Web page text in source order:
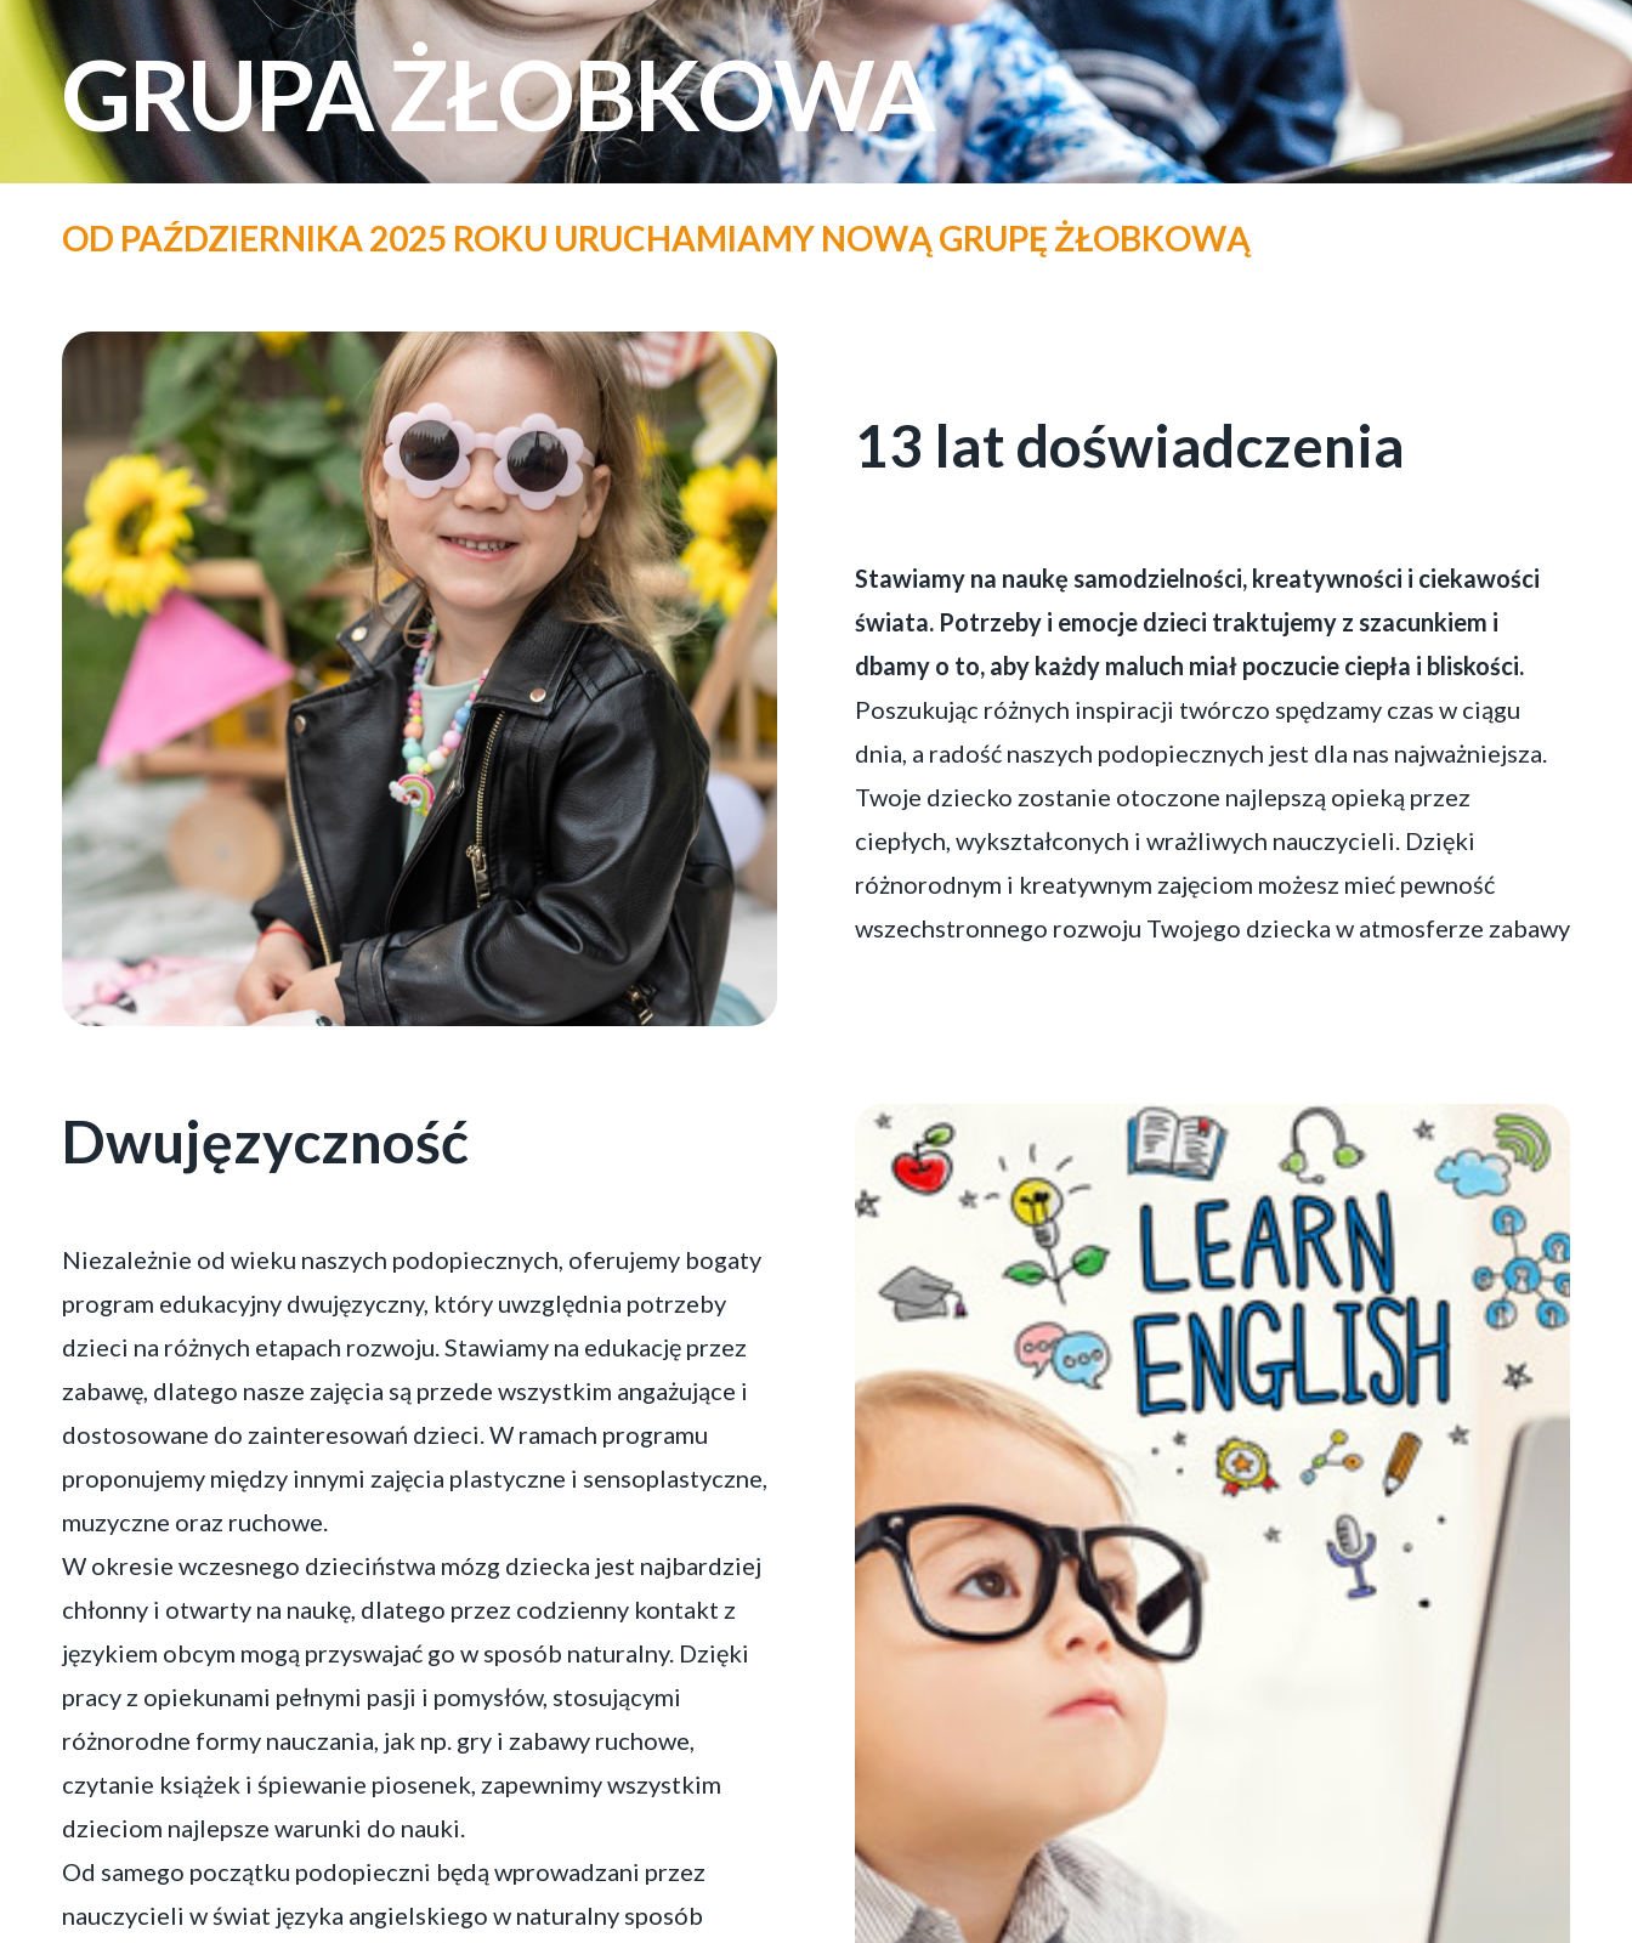
GRUPA ŻŁOBKOWA
OD PAŹDZIERNIKA 2025 ROKU URUCHAMIAMY NOWĄ GRUPĘ ŻŁOBKOWĄ
13 lat doświadczenia
Stawiamy na naukę samodzielności, kreatywności i ciekawości
świata. Potrzeby i emocje dzieci traktujemy z szacunkiem i
dbamy o to, aby każdy maluch miał poczucie ciepła i bliskości.
Poszukując różnych inspiracji twórczo spędzamy czas w ciągu
dnia, a radość naszych podopiecznych jest dla nas najważniejsza.
Twoje dziecko zostanie otoczone najlepszą opieką przez
ciepłych, wykształconych i wrażliwych nauczycieli. Dzięki
różnorodnym i kreatywnym zajęciom możesz mieć pewność
wszechstronnego rozwoju Twojego dziecka w atmosferze zabawy
Dwujęzyczność
Niezależnie od wieku naszych podopiecznych, oferujemy bogaty
program edukacyjny dwujęzyczny, który uwzględnia potrzeby
dzieci na różnych etapach rozwoju. Stawiamy na edukację przez
zabawę, dlatego nasze zajęcia są przede wszystkim angażujące i
dostosowane do zainteresowań dzieci. W ramach programu
proponujemy między innymi zajęcia plastyczne i sensoplastyczne,
muzyczne oraz ruchowe.
W okresie wczesnego dzieciństwa mózg dziecka jest najbardziej
chłonny i otwarty na naukę, dlatego przez codzienny kontakt z
językiem obcym mogą przyswajać go w sposób naturalny. Dzięki
pracy z opiekunami pełnymi pasji i pomysłów, stosującymi
różnorodne formy nauczania, jak np. gry i zabawy ruchowe,
czytanie książek i śpiewanie piosenek, zapewnimy wszystkim
dzieciom najlepsze warunki do nauki.
Od samego początku podopieczni będą wprowadzani przez
nauczycieli w świat języka angielskiego w naturalny sposób